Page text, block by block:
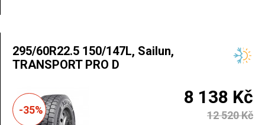
295/60R22.5 150/147L, Sailun,
TRANSPORT PRO D
-35%
8 138 Kč
12 520 Kč